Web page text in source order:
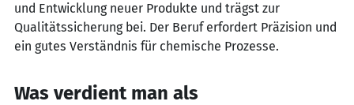
und Entwicklung neuer Produkte und trägst zur
Qualitätssicherung bei. Der Beruf erfordert Präzision und
ein gutes Verständnis für chemische Prozesse.
Was verdient man als